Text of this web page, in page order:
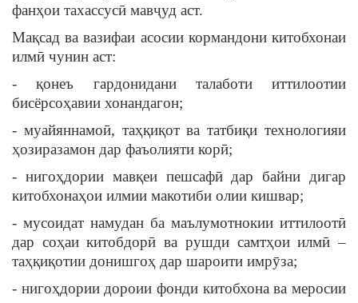
фанҳои тахассусӣ мавҷуд аст.
Мақсад ва вазифаи асосии кормандони китобхонаи
илмӣ чунин аст:
- қонеъ гардонидани талаботи иттилоотии
бисёрсоҳавии хонандагон;
- муайяннамоӣ, таҳқиқот ва татбиқи технологияи
ҳозиразамон дар фаъолияти корӣ;
- нигоҳдории мавқеи пешсафӣ дар байни дигар
китобхонаҳои илмии макотиби олии кишвар;
- мусоидат намудан ба маълумотнокии иттилоотӣ
дар соҳаи китобдорӣ ва рушди самтҳои илмӣ –
таҳқиқотии донишгоҳ дар шароити имрӯза;
- нигоҳдории дороии фонди китобхона ва меросии